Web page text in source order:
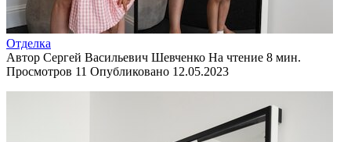
Отделка
Автор Сергей Васильевич Шевченко На чтение 8 мин.
Просмотров 11 Опубликовано 12.05.2023